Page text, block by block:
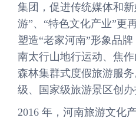
集团，促进传统媒体和
游”、“特色文化产业”更
塑造“老家河南”形象品牌
南太行山地行运动、焦
森林集群式度假旅游服
级、国家级旅游景区创办
2016 年，河南旅游文化